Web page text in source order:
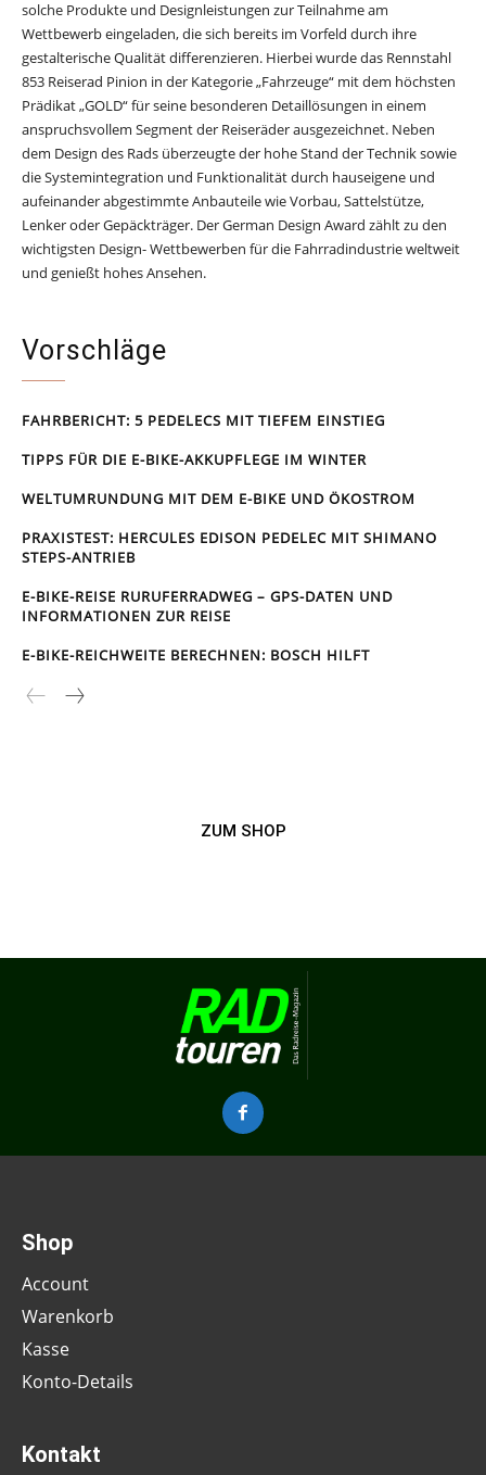
solche Produkte und Designleistungen zur Teilnahme am
Wettbewerb eingeladen, die sich bereits im Vorfeld durch ihre
gestalterische Qualität differenzieren. Hierbei wurde das Rennstahl
853 Reiserad Pinion in der Kategorie „Fahrzeuge“ mit dem höchsten
Prädikat „GOLD“ für seine besonderen Detaillösungen in einem
anspruchsvollem Segment der Reiseräder ausgezeichnet. Neben
dem Design des Rads überzeugte der hohe Stand der Technik sowie
die Systemintegration und Funktionalität durch hauseigene und
aufeinander abgestimmte Anbauteile wie Vorbau, Sattelstütze,
Lenker oder Gepäckträger. Der German Design Award zählt zu den
wichtigsten Design- Wettbewerben für die Fahrradindustrie weltweit
und genießt hohes Ansehen.
Vorschläge
FAHRBERICHT: 5 PEDELECS MIT TIEFEM EINSTIEG
TIPPS FÜR DIE E-BIKE-AKKUPFLEGE IM WINTER
WELTUMRUNDUNG MIT DEM E-BIKE UND ÖKOSTROM
PRAXISTEST: HERCULES EDISON PEDELEC MIT SHIMANO
STEPS-ANTRIEB
E-BIKE-REISE RUR­UFER­RAD­WEG – GPS-DATEN UND
INFORMATIONEN ZUR REISE
E-BIKE-REICHWEITE BERECHNEN: BOSCH HILFT
ZUM SHOP
Shop
Account
Warenkorb
Kasse
Konto-Details
Kontakt